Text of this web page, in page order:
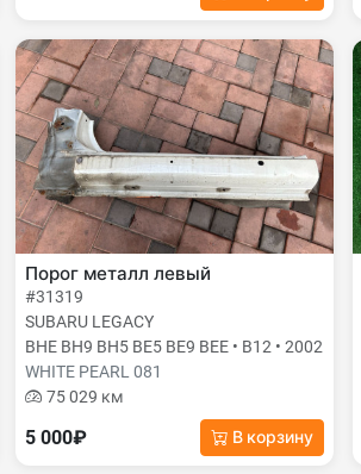
Порог металл левый
#31319
SUBARU LEGACY
BHE BH9 BH5 BE5 BE9 BEE • B12 • 2002
WHITE PEARL 081
75 029 км
5 000₽ В корзину